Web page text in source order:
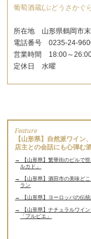
葡萄酒蔵(ぶどうさかぐ
所在地 山形県鶴岡市
電話番号 0235-24-
営業時間 18:00～
定休日 水曜
Feature
【山形県】自然派ワイ
店主との会話にも心弾む
→ 【山形県】繁華街のビルで
ルカド」
→ 【山形県】酒田市の美味ど
ラン
→ 【山形県】ヨーロッパの伝
→ 【山形県】ナチュラルワイン
「プルピエ」